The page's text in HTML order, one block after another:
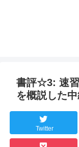
書評☆3: 速
を概説した
Twitter